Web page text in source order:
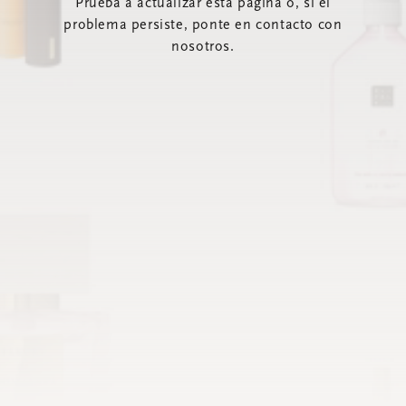
Prueba a actualizar esta página o, si el
problema persiste, ponte en contacto con
nosotros.